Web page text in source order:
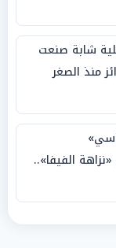
شابة صنعت
منذ الصغر
الفيفا»..